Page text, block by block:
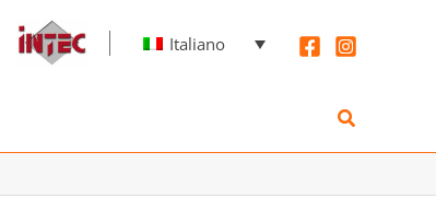
Italiano
Cerca